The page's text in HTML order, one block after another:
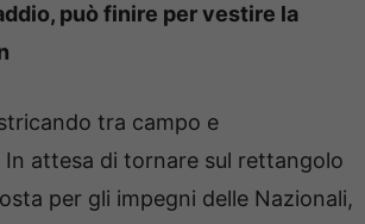
può finire per vestire la
tra campo e
In attesa di tornare sul rettangolo
per gli impegni delle Nazionali,